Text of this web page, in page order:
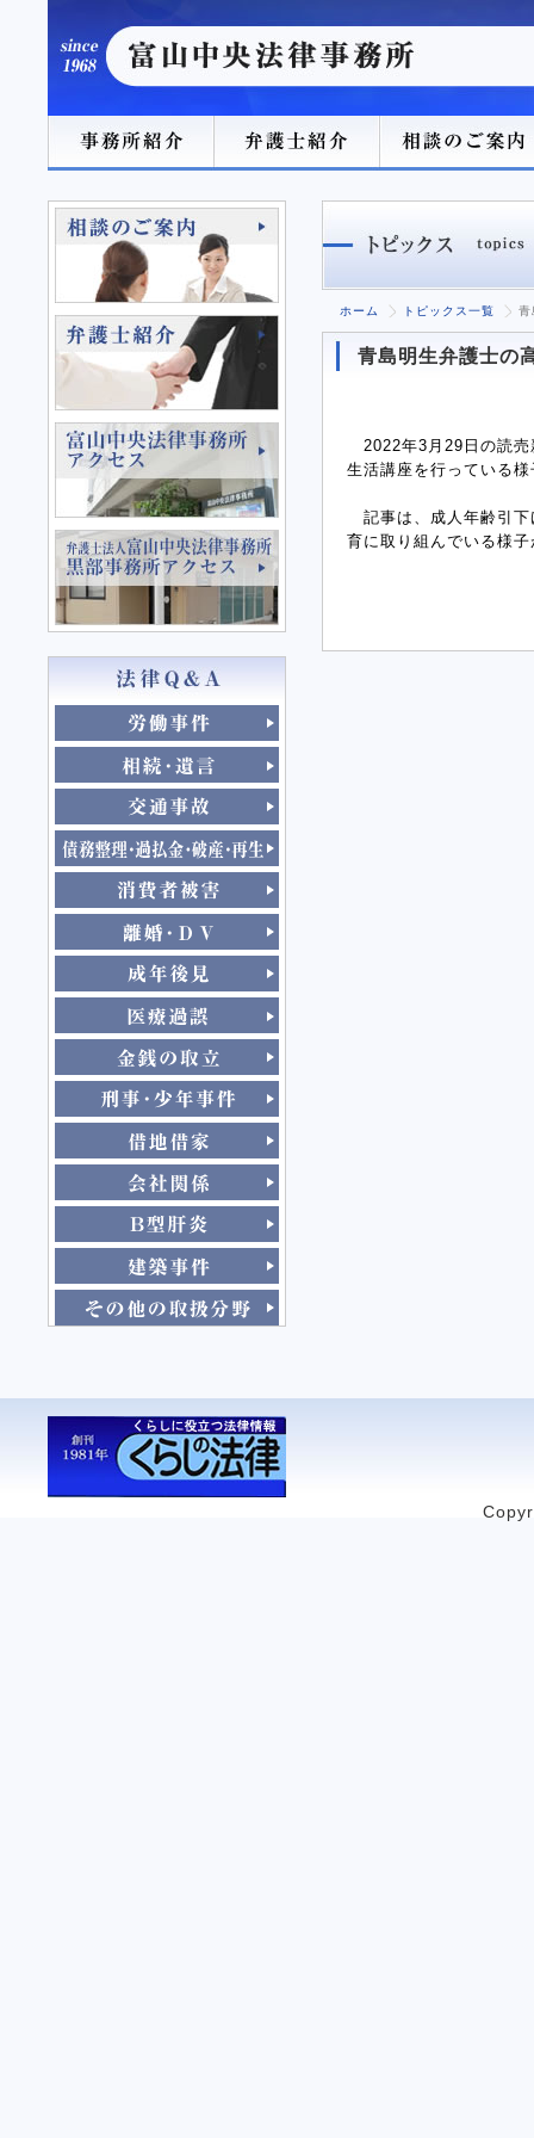
ホーム トピックス一覧 青
青島明生弁護士の
2022年3月29日の読売
生活講座を行っている
記事は、成人年齢引下
育に取り組んでいる様